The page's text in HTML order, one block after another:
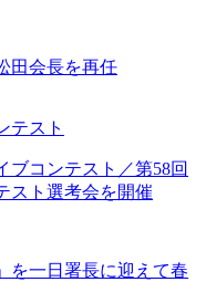
田会長を再任
テスト
ブコンテスト／第58回
スト選考会を開催
を一日署長に迎えて春